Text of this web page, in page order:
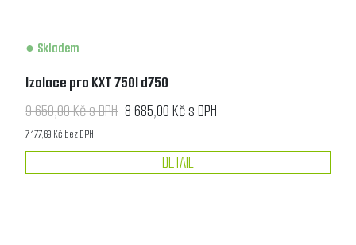
Skladem
Izolace pro KXT 750l d750
9 650,00 Kč s DPH 8 685,00 Kč s DPH
7 177,69 Kč bez DPH
DETAIL